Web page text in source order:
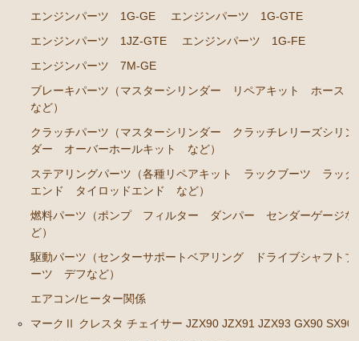
エンジンパーツ 4A-GEU
エンジンパーツ 2T-GEU
エンジンパーツ 18R-GEU
エンジンパーツ（マウント 他）
排気パーツ（Exhaust Parts）
ブレーキパーツ（マスターシリンダー リペアキッ
ト ホース など）
クラッチパーツ（マスターシリンダー クラッチレリ
ーズシリンダー オーバーホールキット など）
ステアリングパーツ（各種リペアキット ラックブー
ツ ラックエンド タイロッドエンド など）
足回りパーツ（アッパーマウント ベアリング ボー
ルジョイント ブッシュ類 など）
エンジンパーツ 1G-GE
エンジンパーツ 1G-GTE
エンジンパーツ 1JZ-GTE
エンジンパーツ 1G-FE
エンジンパーツ 7M-GE
ブレーキパーツ（マスターシリンダー リペアキット ホース
など）
クラッチパーツ（マスターシリンダー クラッチレリーズシリン
ダー オーバーホールキット など）
ステアリングパーツ（各種リペアキット ラックブーツ ラック
エンド タイロッドエンド など）
燃料パーツ（ポンプ フィルター ダンパー センダーゲージな
ど）
駆動パーツ（センターサポートベアリング ドライブシャフトブ
ーツ デフなど）
エアコン/ヒーター関係
マークⅡ クレスタ チェイサー JZX90 JZX91 JZX93 GX90 SX90